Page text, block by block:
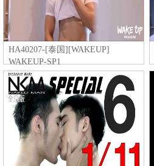
HA40207-[泰国][WAKEUP]
WAKEUP-SP1